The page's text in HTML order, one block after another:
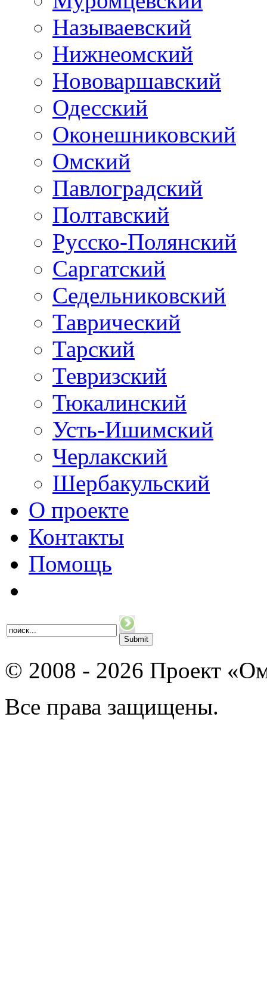
Называевский
Нижнеомский
Нововаршавский
Одесский
Оконешниковский
Омский
Павлоградский
Полтавский
Русско-Полянский
Саргатский
Седельниковский
Таврический
Тарский
Тевризский
Тюкалинский
Усть-Ишимский
Черлакский
Шербакульский
О проекте
Контакты
Помощь
© 2008 - 2026 Проект
Все права защищены.